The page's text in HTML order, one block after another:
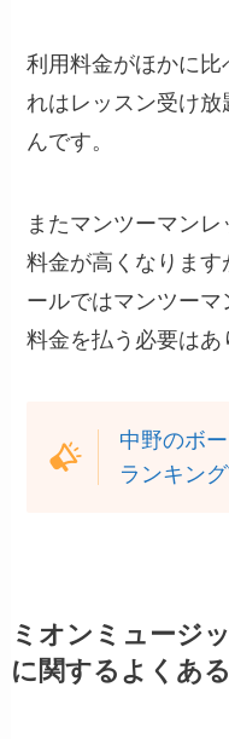
利用料金がほかに比
れはレッスン受け
んです。
またマンツーマン
料金が高くなりま
ールではマンツー
料金を払う必要はあ
中野のボ
ランキン
ミオンミュージ
に関するよくあ